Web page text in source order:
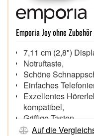
Emporia Joy ohne
7,11 cm (2,8")
Notruftaste,
Schöne
Einfaches
Exzellentes
kompatibel,
Griffige Tasten,
Nach IP54
Auf die